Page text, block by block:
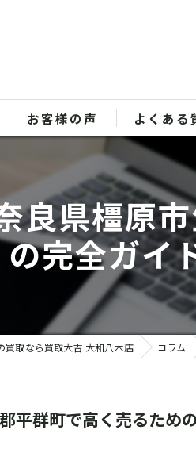
お客様の声 よくある
良県橿原
の完全ガイ
買取なら買取大吉 大和八木店 コラム
平群町で高く売るため